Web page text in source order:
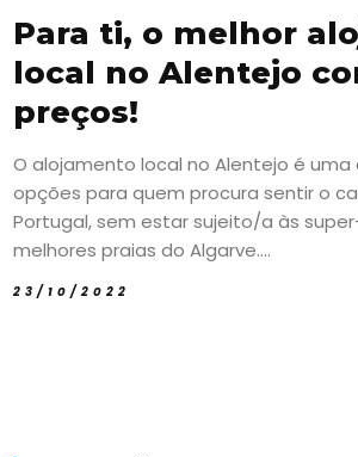
Para ti, o melhor
local no Alentejo
preços!
O alojamento local no Alentejo é uma
opções para quem procura sentir o
Portugal, sem estar sujeito/a às
melhores praias do Algarve....
23/10/2022